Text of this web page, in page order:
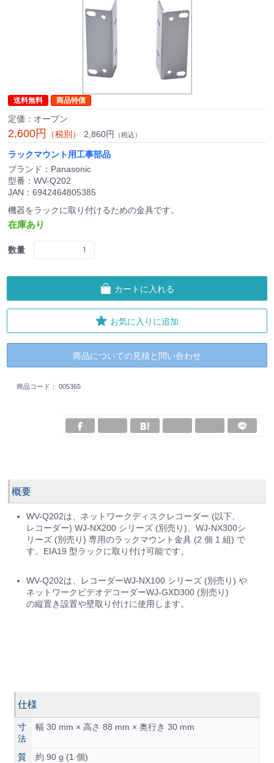
送料無料 商品特価
定価：オープン
2,600円 （税別） 2,860円 （税込）
ラックマウント用工事部品
ブランド：Panasonic
型番：WV-Q202
JAN：6942464805385
機器をラックに取り付けるための金具です。
在庫あり
数量
カートに入れる
お気に入りに追加
商品についての見積と問い合わせ
商品コード： 005365
概要
WV-Q202は、ネットワークディスクレコーダー (以下、
レコーダー) WJ-NX200 シリーズ (別売り)、WJ-NX300シ
リーズ (別売り) 専用のラックマウント金具 (2 個 1 組) で
す。EIA19 型ラックに取り付け可能です。
WV-Q202は、レコーダーWJ-NX100 シリーズ (別売り) や
ネットワークビデオデコーダーWJ-GXD300 (別売り)
の縦置き設置や壁取り付けに使用します。
仕様
寸
法
幅 30 mm × 高さ 88 mm × 奥行き 30 mm
質
約 90 g (1 個)